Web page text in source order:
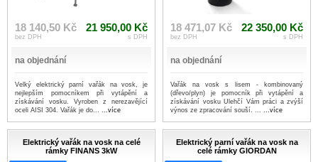
18 140,50 Kč
bez DPH
21 950,00 Kč
s DPH
na objednání
Velký elektrický parní vařák na vosk, je
nejlepším pomocníkem při vytápění a
získávání vosku. Vyroben z nerezavějící
oceli AISI 304. Vařák je do... ...více
18 471,07 Kč
bez DPH
22 350,00 Kč
s DPH
na objednání
Vařák na vosk s lisem - kombinovaný
(dřevo/plyn) je pomocník při vytápění a
získávání vosku Ulehčí Vám práci a zvýší
výnos ze zpracování souší. ... ...více
Elektrický vařák na vosk na celé
rámky FINANS 3kW
Elektrický parní vařák na vosk na
celé rámky GIORDAN